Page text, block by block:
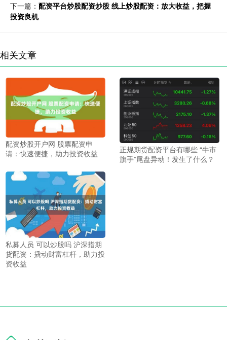
下一篇： 配资平台炒股配资炒股 线上炒股配资：放大收益，把握
投资良机
相关文章
配资炒股开户网 股票配资申
请：快速便捷，助力投资收益
正规期货配资平台有哪些 “牛市
旗手”尾盘异动！发生了什么？
私募人员 可以炒股吗 沪深指期
货配资：撬动财富杠杆，助力投
资收益